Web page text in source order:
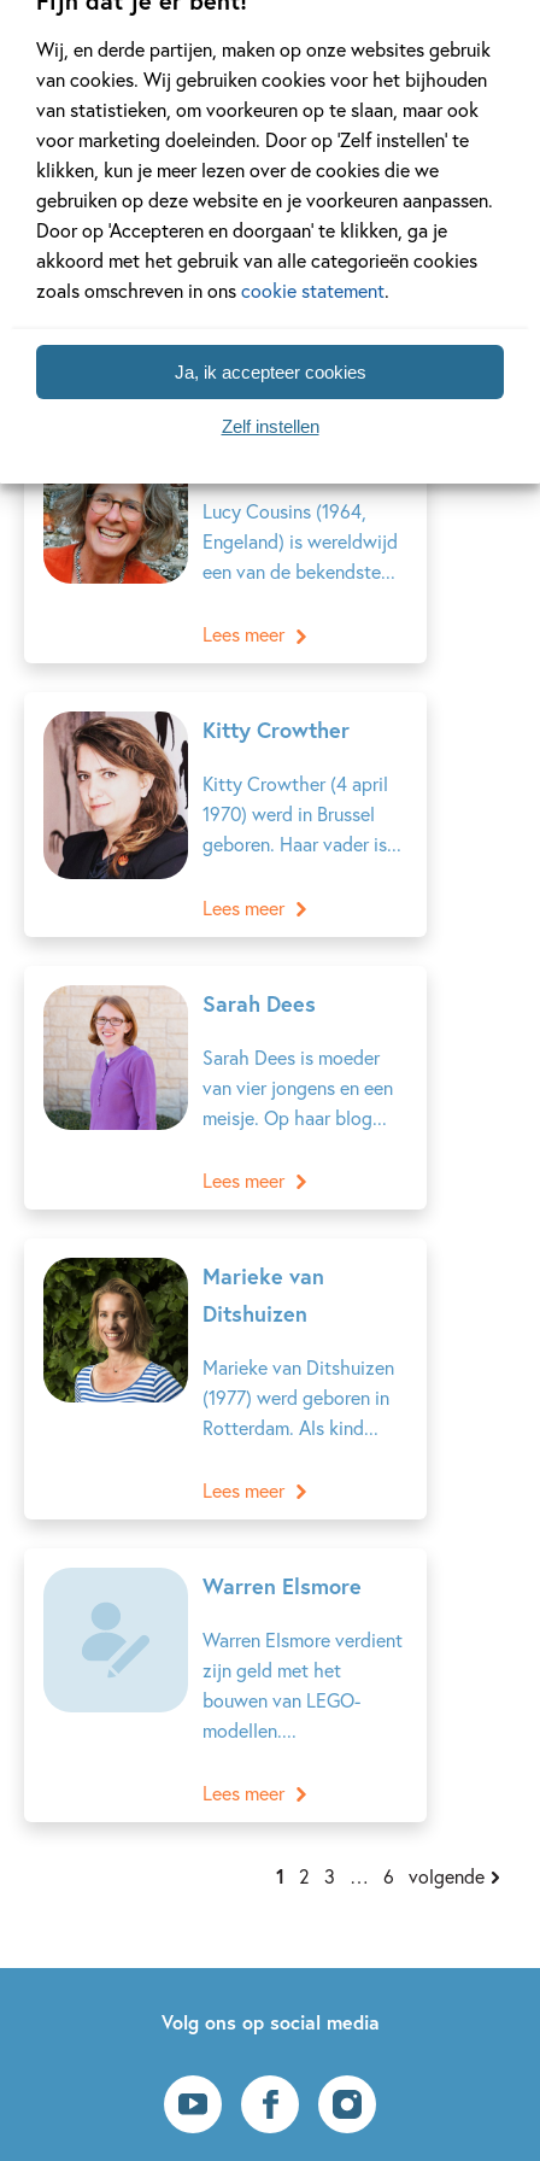
Wij, en derde partijen, maken op onze websites gebruik
van cookies. Wij gebruiken cookies voor het bijhouden
van statistieken, om voorkeuren op te slaan, maar ook
voor marketing doeleinden. Door op ‘Zelf instellen’ te
klikken, kun je meer lezen over de cookies die we
gebruiken op deze website en je voorkeuren aanpassen.
Door op ‘Accepteren en doorgaan’ te klikken, ga je
akkoord met het gebruik van alle categorieën cookies
zoals omschreven in onscookie statement.
Ja, ik accepteer cookies
Zelf instellen
illustrator. Ze heeft
verschillende...
Lees meer
K. Camero
...
Lees meer
Lucy Cousins (1964,
Engeland) is wereldwijd
een van de bekendste...
Lees meer
Kitty Crowther
Kitty Crowther (4 april
1970) werd in Brussel
geboren. Haar vader is...
Lees meer
Sarah Dees
Sarah Dees is moeder
van vier jongens en een
meisje. Op haar blog...
Lees meer
Marieke van
Ditshuizen
Marieke van Ditshuizen
(1977) werd geboren in
Rotterdam. Als kind...
Lees meer
Warren Elsmore
Warren Elsmore verdient
zijn geld met het
bouwen van LEGO-
modellen....
Lees meer
1 2 3 … 6 volgende
Volg ons op social media